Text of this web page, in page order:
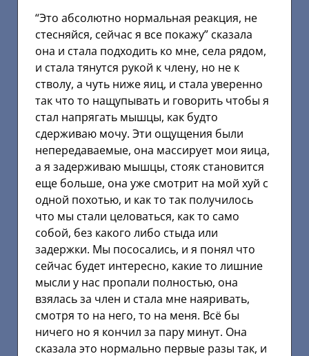
“Это абсолютно нормальная реакция, не
стесняйся, сейчас я все покажу” сказала
она и стала подходить ко мне, села рядом,
и стала тянутся рукой к члену, но не к
стволу, а чуть ниже яиц, и стала уверенно
так что то нащупывать и говорить чтобы я
стал напрягать мышцы, как будто
сдерживаю мочу. Эти ощущения были
непередаваемые, она массирует мои яица,
а я задерживаю мышцы, стояк становится
еще больше, она уже смотрит на мой хуй с
одной похотью, и как то так получилось
что мы стали целоваться, как то само
собой, без какого либо стыда или
задержки. Мы пососались, и я понял что
сейчас будет интересно, какие то лишние
мысли у нас пропали полностью, она
взялась за член и стала мне наяривать,
смотря то на него, то на меня. Всё бы
ничего но я кончил за пару минут. Она
сказала это нормально первые разы так, и